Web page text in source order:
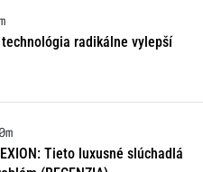
technológia radikálne vylepší
Tieto luxusné slúchadlá